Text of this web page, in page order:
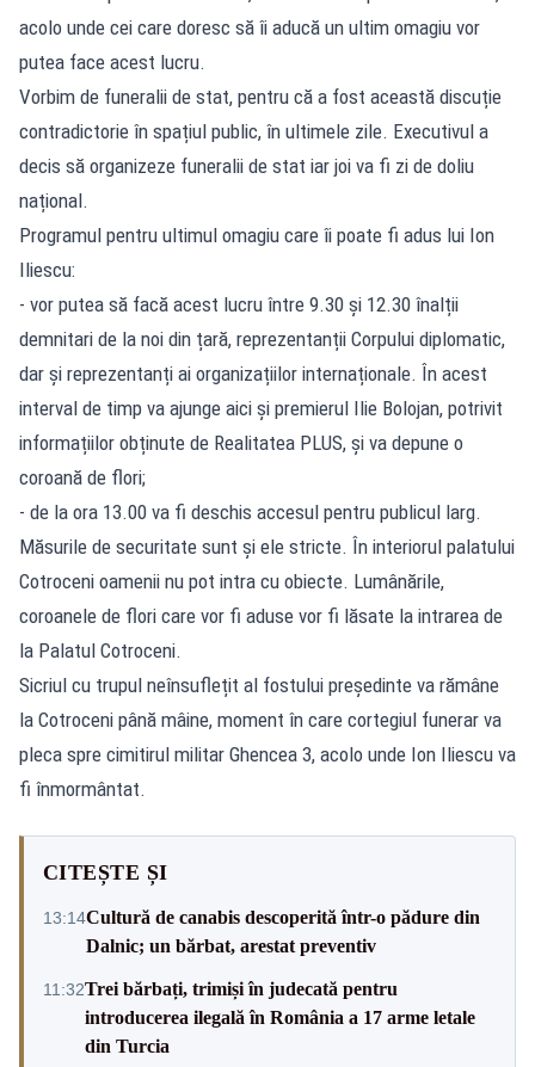
acolo unde cei care doresc să îi aducă un ultim omagiu vor
putea face acest lucru.
Vorbim de funeralii de stat, pentru că a fost această discuție
contradictorie în spațiul public, în ultimele zile. Executivul a
decis să organizeze funeralii de stat iar joi va fi zi de doliu
național.
Programul pentru ultimul omagiu care îi poate fi adus lui Ion
Iliescu:
- vor putea să facă acest lucru între 9.30 și 12.30 înalții
demnitari de la noi din țară, reprezentanții Corpului diplomatic,
dar și reprezentanți ai organizațiilor internaționale. În acest
interval de timp va ajunge aici și premierul Ilie Bolojan, potrivit
informațiilor obținute de Realitatea PLUS, și va depune o
coroană de flori;
- de la ora 13.00 va fi deschis accesul pentru publicul larg.
Măsurile de securitate sunt și ele stricte. În interiorul palatului
Cotroceni oamenii nu pot intra cu obiecte. Lumânările,
coroanele de flori care vor fi aduse vor fi lăsate la intrarea de
la Palatul Cotroceni.
Sicriul cu trupul neînsuflețit al fostului președinte va rămâne
la Cotroceni până mâine, moment în care cortegiul funerar va
pleca spre cimitirul militar Ghencea 3, acolo unde Ion Iliescu va
fi înmormântat.
CITEȘTE ȘI
13:14Cultură de canabis descoperită într-o pădure din
Dalnic; un bărbat, arestat preventiv
11:32Trei bărbați, trimiși în judecată pentru
introducerea ilegală în România a 17 arme letale
din Turcia